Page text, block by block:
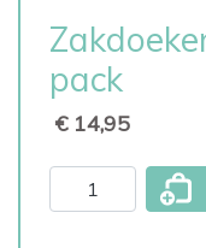
pack
€ 14,95